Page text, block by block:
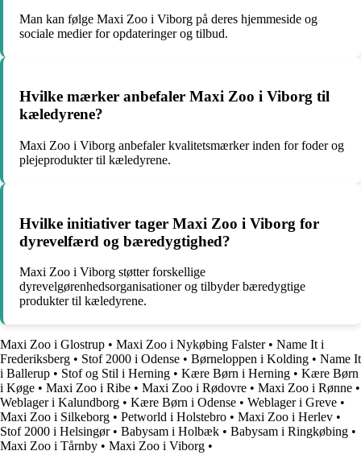
Man kan følge Maxi Zoo i Viborg på deres hjemmeside og
sociale medier for opdateringer og tilbud.
Hvilke mærker anbefaler Maxi Zoo i Viborg til
kæledyrene?
Maxi Zoo i Viborg anbefaler kvalitetsmærker inden for foder og
plejeprodukter til kæledyrene.
Hvilke initiativer tager Maxi Zoo i Viborg for
dyrevelfærd og bæredygtighed?
Maxi Zoo i Viborg støtter forskellige
dyrevelgørenhedsorganisationer og tilbyder bæredygtige
produkter til kæledyrene.
Maxi Zoo i Glostrup • Maxi Zoo i Nykøbing Falster• Name It i
Frederiksberg • Stof 2000 i Odense • Børneloppen i Kolding • Name It
i Ballerup • Stof og Stil i Herning • Kære Børn i Herning • Kære Børn
i Køge • Maxi Zoo i Ribe • Maxi Zoo i Rødovre • Maxi Zoo i Rønne •
Weblager i Kalundborg • Kære Børn i Odense • Weblager i Greve •
Maxi Zoo i Silkeborg • Petworld i Holstebro • Maxi Zoo i Herlev •
Stof 2000 i Helsingør• Babysam i Holbæk • Babysam i Ringkøbing •
Maxi Zoo i Tårnby • Maxi Zoo i Viborg •